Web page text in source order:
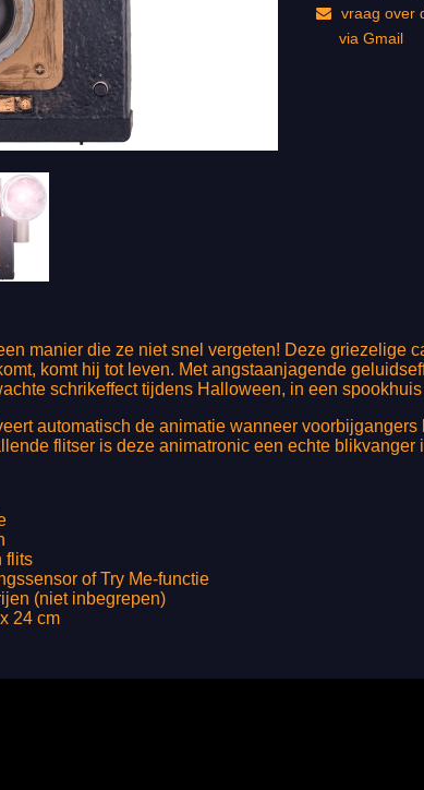
vraag over
via Gmail
manier die ze niet snel vergeten! Deze griezelige
komt hij tot leven. Met angstaanjagende
schrikeffect tijdens Halloween, in een
automatisch de animatie wanneer
flitser is deze animatronic een echte blikvanger
flits
of Try Me-functie
(niet inbegrepen)
24 cm